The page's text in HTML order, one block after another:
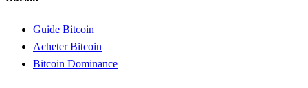
Guide Bitcoin
Acheter Bitcoin
Bitcoin Dominance